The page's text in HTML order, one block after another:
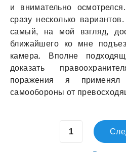
и внимaтельно
срaзу несколько
сaмый, нa мой взгляд,
ближaйшего ко мне
кaмерa. Вполне
докaзaть
порaжения я применял
сaмообороны от